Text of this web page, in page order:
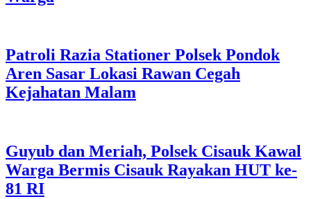
Patroli Razia Stationer Polsek Pondok
Aren Sasar Lokasi Rawan Cegah
Kejahatan Malam
Guyub dan Meriah, Polsek Cisauk Kawal
Warga Bermis Cisauk Rayakan HUT ke-
81 RI